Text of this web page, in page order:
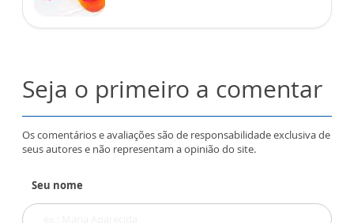
Seja o primeiro a comentar
Os comentários e avaliações são de responsabilidade exclusiva de
seus autores e não representam a opinião do site.
Seu nome